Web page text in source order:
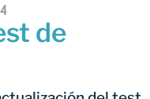
sobre la evolución
de